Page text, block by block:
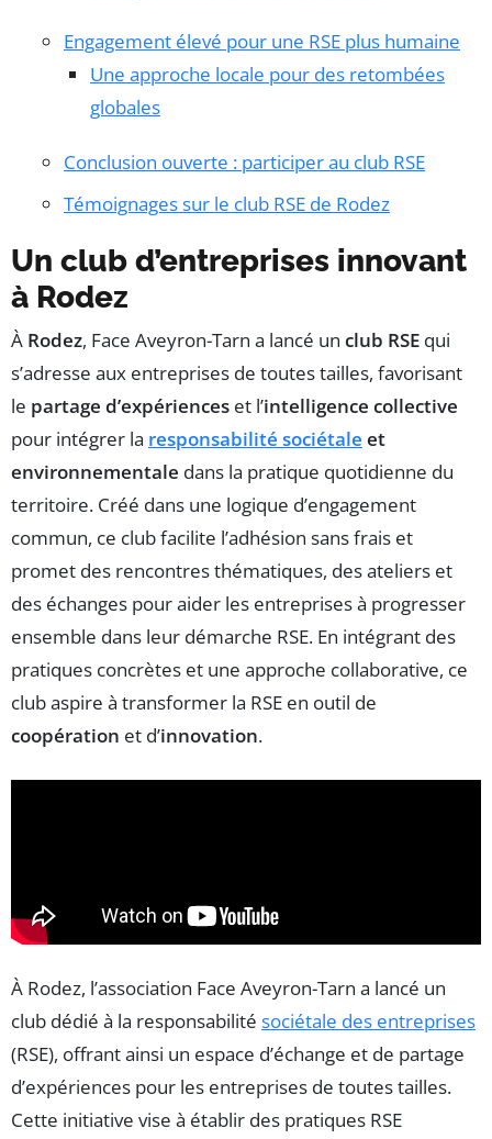
Engagement élevé pour une RSE plus humaine
Une approche locale pour des retombées
globales
Conclusion ouverte : participer au club RSE
Témoignages sur le club RSE de Rodez
Un club d’entreprises innovant
à Rodez
À Rodez, Face Aveyron-Tarn a lancé un club RSE qui
s’adresse aux entreprises de toutes tailles, favorisant
le partage d’expériences et l’intelligence collective
pour intégrer la responsabilité sociétale et
environnementale dans la pratique quotidienne du
territoire. Créé dans une logique d’engagement
commun, ce club facilite l’adhésion sans frais et
promet des rencontres thématiques, des ateliers et
des échanges pour aider les entreprises à progresser
ensemble dans leur démarche RSE. En intégrant des
pratiques concrètes et une approche collaborative, ce
club aspire à transformer la RSE en outil de
coopération et d’innovation.
À Rodez, l’association Face Aveyron-Tarn a lancé un
club dédié à la responsabilité sociétale des entreprises
(RSE), offrant ainsi un espace d’échange et de partage
d’expériences pour les entreprises de toutes tailles.
Cette initiative vise à établir des pratiques RSE